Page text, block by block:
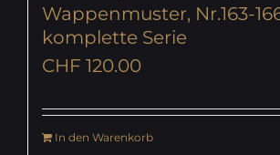
Wappenmuster, Nr.163-
komplette Serie
CHF 120.00
In den Warenkorb